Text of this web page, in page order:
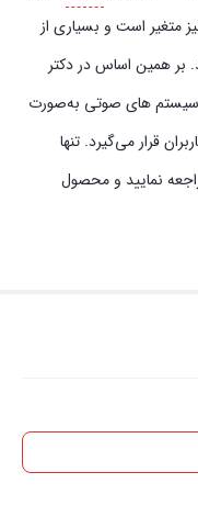
متغیر است و بسیاری از
بر همین اساس در دکتر
سیستم‌ های صوتی به‌صورت
قرار می‌گیرد. تنها
نمایید و محصول